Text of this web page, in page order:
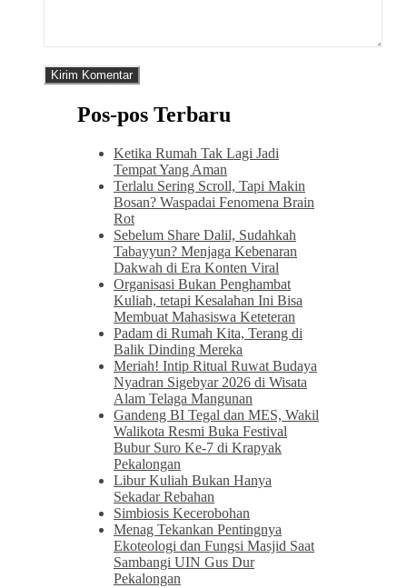
Pos-pos Terbaru
Ketika Rumah Tak Lagi Jadi
Tempat Yang Aman
Terlalu Sering Scroll, Tapi Makin
Bosan? Waspadai Fenomena Brain
Rot
Sebelum Share Dalil, Sudahkah
Tabayyun? Menjaga Kebenaran
Dakwah di Era Konten Viral
Organisasi Bukan Penghambat
Kuliah, tetapi Kesalahan Ini Bisa
Membuat Mahasiswa Keteteran
Padam di Rumah Kita, Terang di
Balik Dinding Mereka
Meriah! Intip Ritual Ruwat Budaya
Nyadran Sigebyar 2026 di Wisata
Alam Telaga Mangunan
Gandeng BI Tegal dan MES, Wakil
Walikota Resmi Buka Festival
Bubur Suro Ke-7 di Krapyak
Pekalongan
Libur Kuliah Bukan Hanya
Sekadar Rebahan
Simbiosis Kecerobohan
Menag Tekankan Pentingnya
Ekoteologi dan Fungsi Masjid Saat
Sambangi UIN Gus Dur
Pekalongan